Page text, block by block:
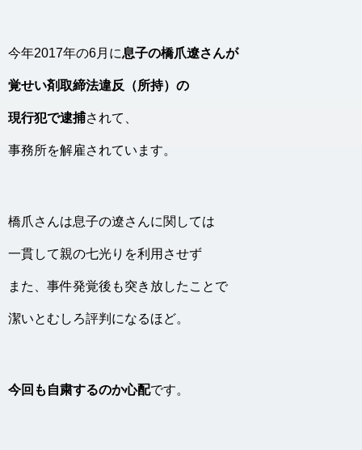
今年2017年の6月に息子の橋爪遼さんが
覚せい剤取締法違反（所持）の
現行犯で逮捕されて、
事務所を解雇されています。
橋爪さんは息子の遼さんに関しては
一貫して親の七光りを利用させず
また、事件発覚後も突き放したことで
潔いとむしろ評判になるほど。
今回も自粛するのか心配です。